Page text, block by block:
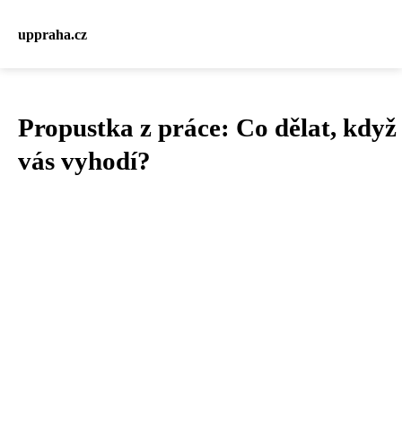
uppraha.cz
Propustka z práce: Co dělat, když
vás vyhodí?